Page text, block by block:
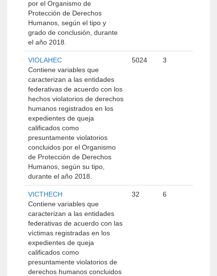
por el Organismo de
Protección de Derechos
Humanos, según el tipo y
grado de conclusión, durante
el año 2018.
VIOLAHEC
Contiene variables que
caracterizan a las entidades
federativas de acuerdo con los
hechos violatorios de derechos
humanos registrados en los
expedientes de queja
calificados como
presuntamente violatorios
concluidos por el Organismo
de Protección de Derechos
Humanos, según su tipo,
durante el año 2018.
5024 3
VICTHECH
Contiene variables que
caracterizan a las entidades
federativas de acuerdo con las
víctimas registradas en los
expedientes de queja
calificados como
presuntamente violatorios de
derechos humanos concluidos
32 6